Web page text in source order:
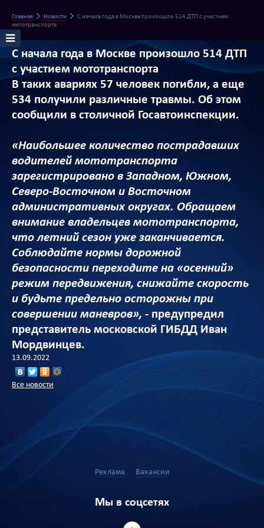
Главная Новости
С начала года в Москве произошло 514 ДТП с участием
мототранспорта
С начала года в Москве произошло 514 ДТП
с участием мототранспорта
В таких авариях 57 человек погибли, а еще
534 получили различные травмы. Об этом
сообщили в столичной Госавтоинспекции.
«Наибольшее количество пострадавших
водителей мототранспорта
зарегистрировано в Западном, Южном,
Северо-Восточном и Восточном
административных округах. Обращаем
внимание владельцев мототранспорта,
что летний сезон уже заканчивается.
Соблюдайте нормы дорожной
безопасности переходите на «осенний»
режим передвижения, снижайте скорость
и будьте предельно осторожны при
совершении маневров», - предупредил
представитель московской ГИБДД Иван
Мордвинцев.
13.09.2022
Все новости
Реклама Вакансии
Мы в соцсетях